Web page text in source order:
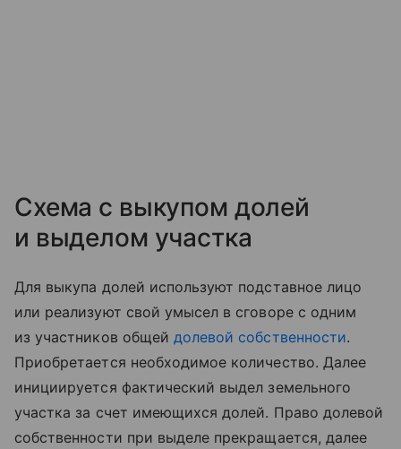
Схема с выкупом долей
и выделом участка
Для выкупа долей используют подставное лицо
или реализуют свой умысел в сговоре с одним
из участников общей долевой собственности.
Приобретается необходимое количество. Далее
инициируется фактический выдел земельного
участка за счет имеющихся долей. Право долевой
собственности при выделе прекращается, далее